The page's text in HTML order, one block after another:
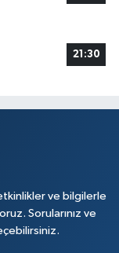
21:30
ve bilgilerle
Sorularınız ve